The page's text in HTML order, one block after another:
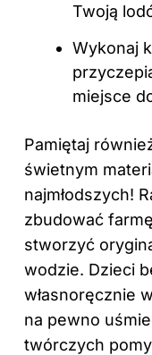
Twoją
Wykonaj
miejsce
Pamiętaj
świetnym
najmłodszych!
zbudować
stworzyć
wodzie. Dzieci
własnoręcznie
na pewno
twórczych